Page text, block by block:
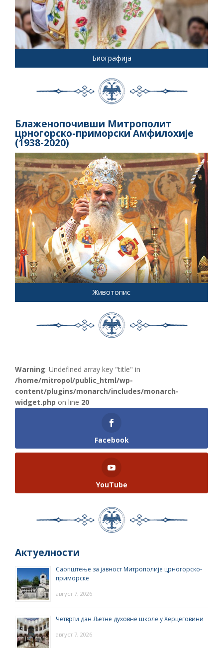
Биографија
Блаженопочивши Митрополит
црногорско-приморски Амфилохије
(1938-2020)
Животопис
Warning: Undefined array key "title" in
/home/mitropol/public_html/wp-
content/plugins/monarch/includes/monarch-
widget.php on line 20
Facebook
YouTube
Актуелности
Саопштење за јавност Митрополије црногорско-
приморске
август 7, 2026
Четврти дан Љетне духовне школе у Херцеговини
август 7, 2026